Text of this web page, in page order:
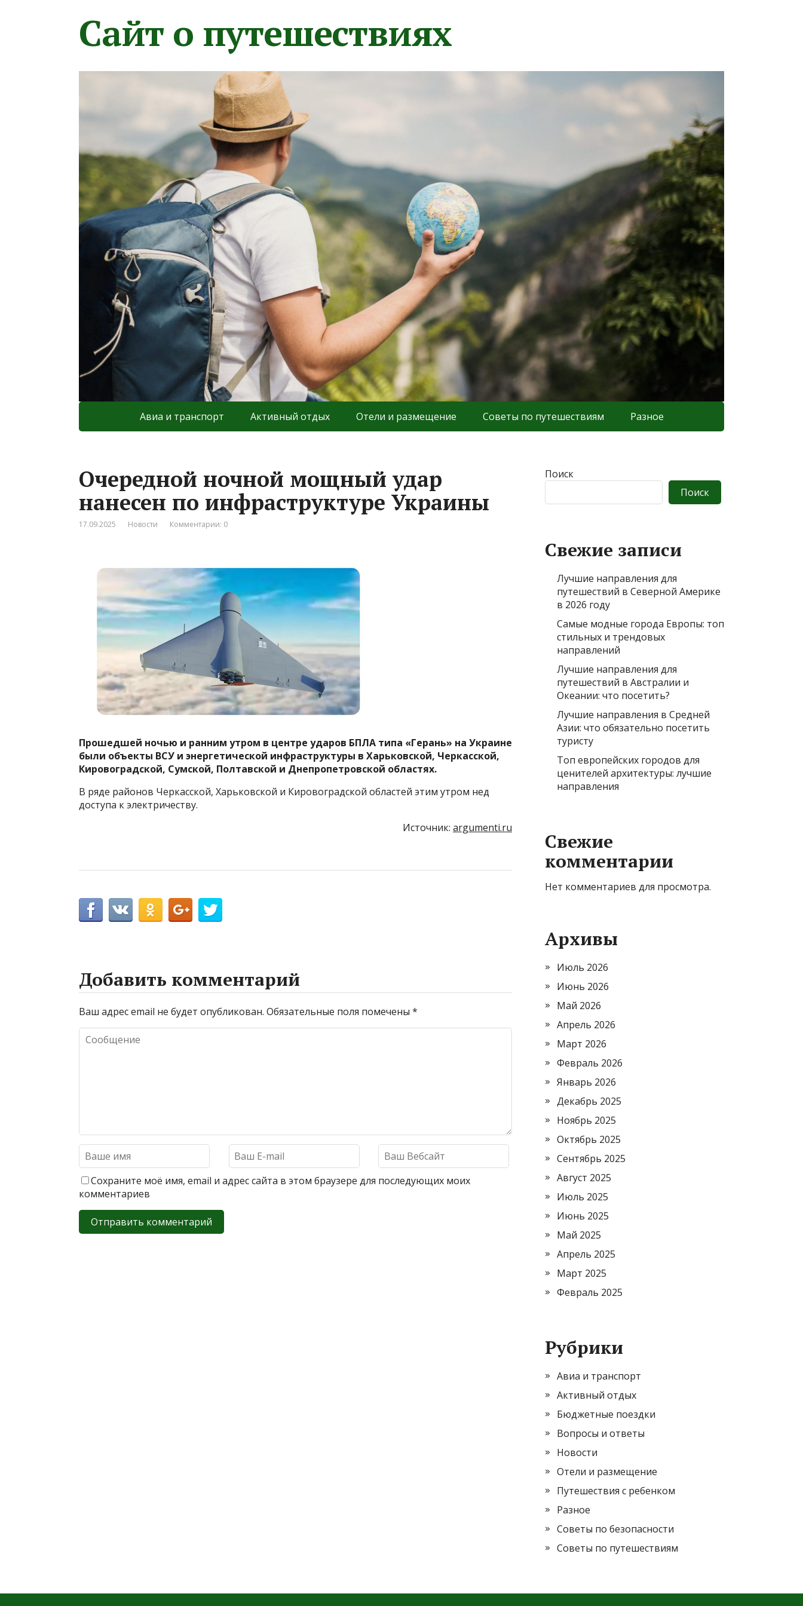
Сайт о путешествиях
Авиа и транспорт Активный отдых Отели и размещение Советы по путешествиям Разное
Очередной ночной мощный удар
нанесен по инфраструктуре Украины
17.09.2025 Новости Комментарии: 0
Прошедшей ночью и ранним утром в центре ударов БПЛА типа «Герань» на Украине
были объекты ВСУ и энергетической инфраструктуры в Харьковской, Черкасской,
Кировоградской, Сумской, Полтавской и Днепропетровской областях.
В ряде районов Черкасской, Харьковской и Кировоградской областей этим утром нед
доступа к электричеству.
Источник: argumenti.ru
Добавить комментарий
Ваш адрес email не будет опубликован. Обязательные поля помечены *
Сохраните моё имя, email и адрес сайта в этом браузере для последующих моих
комментариев
Поиск
Поиск
Свежие записи
Лучшие направления для
путешествий в Северной Америке
в 2026 году
Самые модные города Европы: топ
стильных и трендовых
направлений
Лучшие направления для
путешествий в Австралии и
Океании: что посетить?
Лучшие направления в Средней
Азии: что обязательно посетить
туристу
Топ европейских городов для
ценителей архитектуры: лучшие
направления
Свежие
комментарии
Нет комментариев для просмотра.
Архивы
Июль 2026
Июнь 2026
Май 2026
Апрель 2026
Март 2026
Февраль 2026
Январь 2026
Декабрь 2025
Ноябрь 2025
Октябрь 2025
Сентябрь 2025
Август 2025
Июль 2025
Июнь 2025
Май 2025
Апрель 2025
Март 2025
Февраль 2025
Рубрики
Авиа и транспорт
Активный отдых
Бюджетные поездки
Вопросы и ответы
Новости
Отели и размещение
Путешествия с ребенком
Разное
Советы по безопасности
Советы по путешествиям